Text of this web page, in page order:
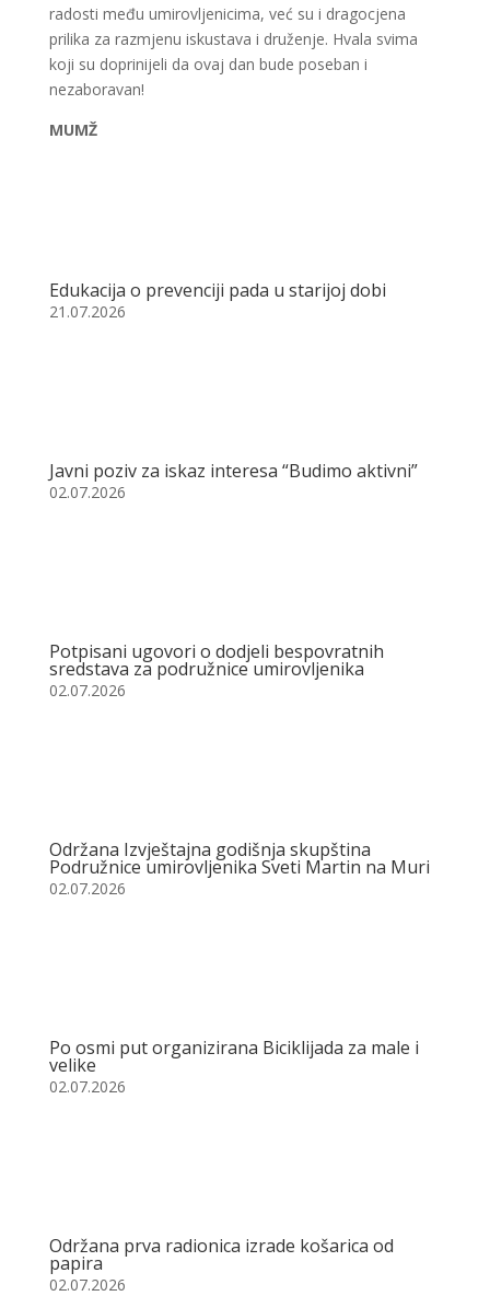
radosti među umirovljenicima, već su i dragocjena
prilika za razmjenu iskustava i druženje. Hvala svima
koji su doprinijeli da ovaj dan bude poseban i
nezaboravan!
MUMŽ
Edukacija o prevenciji pada u starijoj dobi
21.07.2026
Javni poziv za iskaz interesa “Budimo aktivni”
02.07.2026
Potpisani ugovori o dodjeli bespovratnih
sredstava za podružnice umirovljenika
02.07.2026
Održana Izvještajna godišnja skupština
Podružnice umirovljenika Sveti Martin na Muri
02.07.2026
Po osmi put organizirana Biciklijada za male i
velike
02.07.2026
Održana prva radionica izrade košarica od
papira
02.07.2026